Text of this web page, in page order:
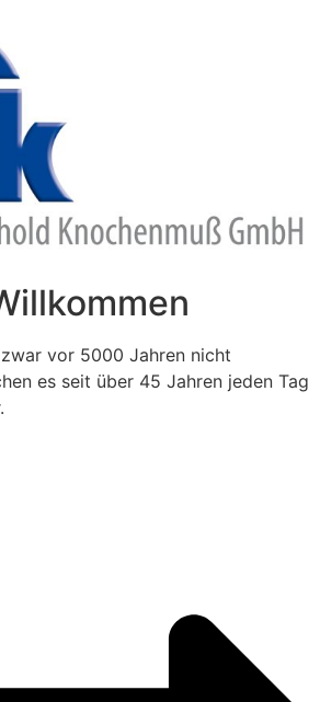
vor 5000 Jahren nicht
es seit über 45 Jahren jeden Tag